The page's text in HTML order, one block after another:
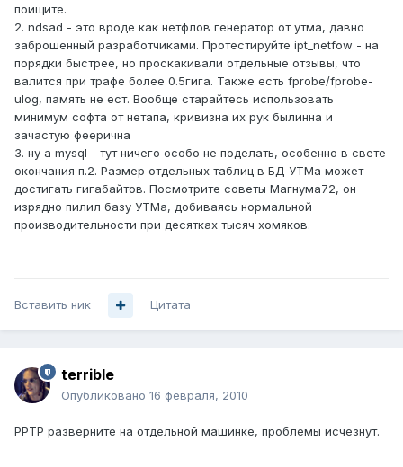
поищите.
2. ndsad - это вроде как нетфлов генератор от утма, давно
заброшенный разработчиками. Протестируйте ipt_netfow - на
порядки быстрее, но проскакивали отдельные отзывы, что
валится при трафе более 0.5гига. Также есть fprobe/fprobe-
ulog, память не ест. Вообще старайтесь использовать
минимум софта от нетапа, кривизна их рук былинна и
зачастую феерична
3. ну а mysql - тут ничего особо не поделать, особенно в свете
окончания п.2. Размер отдельных таблиц в БД УТМа может
достигать гигабайтов. Посмотрите советы Магнума72, он
изрядно пилил базу УТМа, добиваясь нормальной
производительности при десятках тысяч хомяков.
Вставить ник Цитата
terrible
Опубликовано 16 февраля, 2010
PPTP разверните на отдельной машинке, проблемы исчезнут.